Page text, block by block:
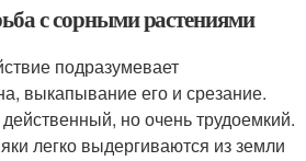
с сорными растениями
подразумевает
выкапывание его и срезание.
но очень трудоемкий.
легко выдергиваются из земли